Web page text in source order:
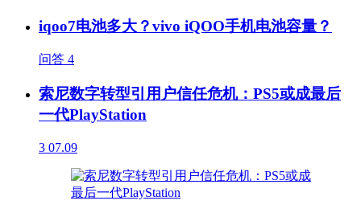
iqoo7电池多大？vivo iQOO手机电池容量？
问答 4
索尼数字转型引用户信任危机：PS5或成最后
一代PlayStation
3 07.09